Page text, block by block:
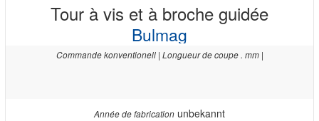
Tour à vis et à broche guidée
Bulmag
Commande konventionell | Longueur de coupe . mm |
Année de fabrication unbekannt